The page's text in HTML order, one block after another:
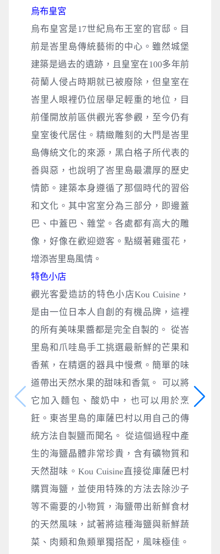
烏布皇宮
烏布皇宮是17世紀烏布王室的官邸。目
前是峇里島傳統藝術的中心。雖然城堡
建築是過去的遺跡，且皇室在100多年前
荷蘭人侵占時期就已被廢除，但皇室在
峇里人眼裡仍位居舉足輕重的地位，目
前僅開放前區供觀光客參觀，至今仍有
皇室後代居住。精緻雕刻的大門是峇里
島傳統文化的來源，黑白格子所代表的
善與惡，也說明了峇里島最濃厚的歷史
情節。建築本身遵循了那個時代的習俗
和文化。其中宮室分為三部分，即邊蓋
巴、中蓋巴、雜堂。各處都有高大的雕
像，好像在歡迎遊客。點綴著雞蛋花，
增添峇里島風情。
特色小店
觀光客愛造訪的特色小店Kou Cuisine，
是由一位日本人自創的有機品牌，這裡
的所有美味果醬都是完全自製的。 從峇
里島和爪哇島手工挑選最新鮮的芒果和
香蕉，在精選的器具中慢煮。簡單的味
道帶出天然水果的甜味和香氣。 可以將
它加入麵包、酸奶中，也可以用於烹
飪。東峇里島的庫薩巴村以用自己的傳
統方法自製鹽而聞名。 從這個過程中產
生的海鹽晶體非常珍貴，含有礦物質和
天然甜味。Kou Cuisine直接從庫薩巴村
購買海鹽，並使用特殊的方法去除沙子
等不需要的小物質，海鹽帶出新鮮食材
的天然風味，試著將這種海鹽與新鮮蔬
菜、肉類和魚類單獨搭配，風味極佳。